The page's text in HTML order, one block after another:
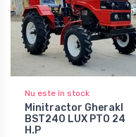
Nu este în stock
Minitractor Gherakl
BST240 LUX PTO 24
H.P